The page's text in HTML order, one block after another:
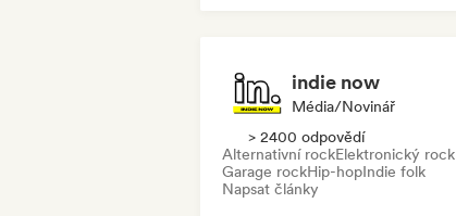
indie now
Média/novinář
> 2400 odpovědí
Alternativní rockElektronický rock
Garage rockHip-hopIndie folk
Napsat články